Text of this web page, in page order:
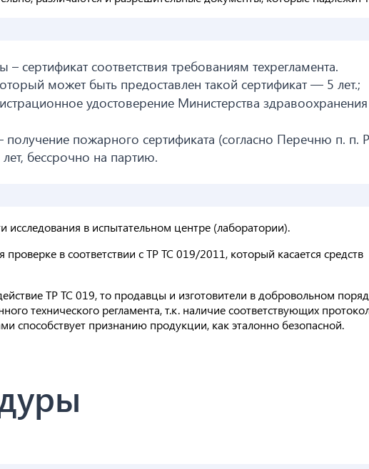
– сертификат соответствия требованиям техрегламента.
может быть предоставлен такой сертификат — 5 лет.;
удостоверение Министерства здравоохранения
пожарного сертификата (согласно Перечню п. п.
бессрочно на партию.
исследования в испытательном центре (лаборатории).
в соответствии с ТР ТС 019/2011, который касается средств
ТР ТС 019, то продавцы и изготовители в добровольном
технического регламента, т.к. наличие соответствующих
способствует признанию продукции, как эталонно безопасной.